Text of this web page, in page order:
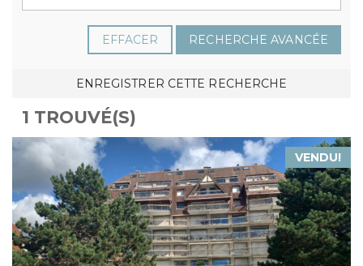
EFFACER RECHERCHE AVANCÉE
ENREGISTRER CETTE RECHERCHE
1 TROUVÉ(S)
VENDU!